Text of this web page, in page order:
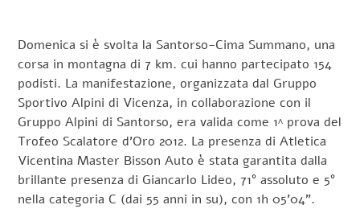
Domenica si è svolta la Santorso-Cima Summano, una
corsa in montagna di 7 km. cui hanno partecipato 154
podisti. La manifestazione, organizzata dal Gruppo
Sportivo Alpini di Vicenza, in collaborazione con il
Gruppo Alpini di Santorso, era valida come 1^ prova del
Trofeo Scalatore d’Oro 2012. La presenza di Atletica
Vicentina Master Bisson Auto è stata garantita dalla
brillante presenza di Giancarlo Lideo, 71° assoluto e 5°
nella categoria C (dai 55 anni in su), con 1h 05’04”.